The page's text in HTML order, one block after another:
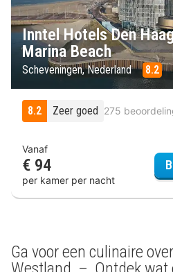
Inntel Hotels Den
Marina Beach
Scheveningen, Nederland 8.2
8.2 Zeer goed 275
Vanaf
€ 94
per kamer per nacht
Ga voor een culinaire